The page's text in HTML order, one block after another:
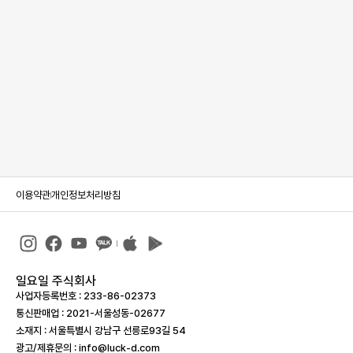
이용약관개인정보처리방침
일요일 주식회사
사업자등록번호 : 233-86-023­73
통신판매업 : 2021-서울성동-02677
소재지 : 서울특별시 강남구 선릉로93길 54
광고/제휴문의 : info@luck-d.com